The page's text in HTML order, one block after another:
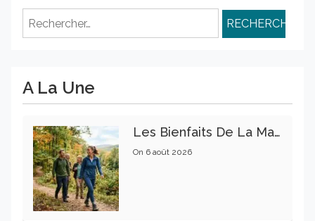
Rechercher :
A La Une
Les Bienfaits De La Marche Sur La Santé Physique Et Mentale
On 6 août 2026